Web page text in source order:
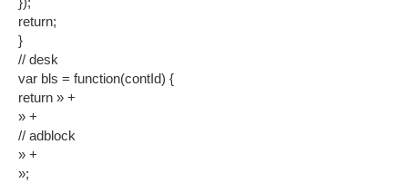
return;
}
// desk
var bls = function(contId) {
return » +
» +
// adblock
» +
»;